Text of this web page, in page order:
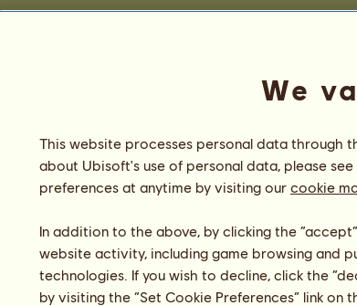
Es gibt in dieser Rangliste nichts anzuzeigen.
Es gibt in dieser Rangliste nichts anzuzeigen.
Siege bei der
4
= Merry
L uis
We
This website processes personal data through
about Ubisoft's use of personal data, please see
preferences at anytime by visiting our cookie
In addition to the above, by clicking the
website activity, including game browsing and
technologies. If you wish to decline, click the
by visiting the “Set Cookie Preferences” link